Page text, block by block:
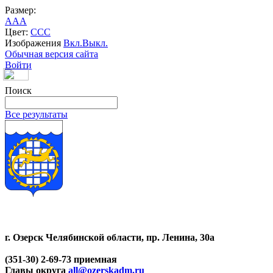
Размер:
AAA
Цвет: CCC
Изображения Вкл.Выкл.
Обычная версия сайта
Войти
Поиск
Все результаты
г. Озерск Челябинской области, пр. Ленина, 30а
(351-30) 2-69-73 приемная
Главы округа all@ozerskadm.ru